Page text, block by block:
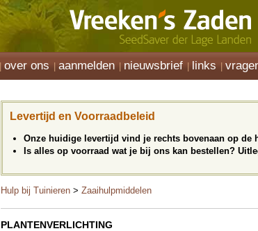
over ons aanmelden nieuwsbrief links
Levertijd en Voorraadbeleid
Onze huidige levertijd vind je rechts bovenaan op de
Is alles op voorraad wat je bij ons kan bestellen?
Hulp bij Tuinieren > Zaaihulpmiddelen
PLANTENVERLICHTING